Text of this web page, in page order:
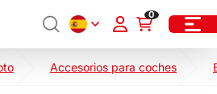
0
Accesorios para coches